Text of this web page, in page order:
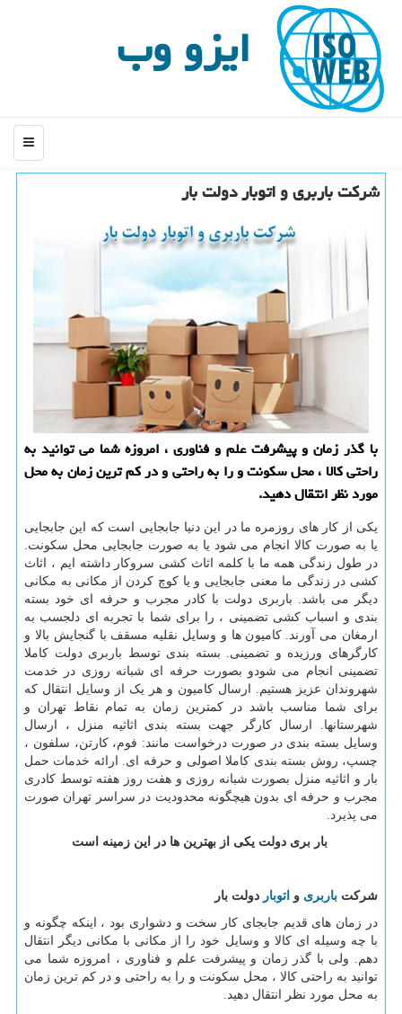
ایزو وب
منو
شركت باربری و اتوبار دولت بار
با گذر زمان و پیشرفت علم و فناوری ، امروزه شما می توانید به
راحتی كالا ، محل سكونت و را به راحتی و در كم ترین زمان به محل
مورد نظر انتقال دهید.
یکی از کار های روزمره ما در این دنیا جابجایی است که این جابجایی
یا به صورت کالا انجام می شود یا به صورت جابجایی محل سکونت.
در طول زندگی همه ما با کلمه اثاث کشی سروکار داشته ایم ، اثاث
کشی در زندگی ما معنی جابجایی و یا کوچ کردن از مکانی به مکانی
دیگر می باشد. باربری دولت با کادر مجرب و حرفه ای خود بسته
بندی و اسباب کشی تضمینی ، را برای شما با تجربه ای دلجسب به
ارمغان می آورند. کامیون ها و وسایل نقلیه مسقف با گنجایش بالا و
کارگرهای ورزیده و تضمینی. بسته بندی توسط باربری دولت کاملا
تضمینی انجام می شودو بصورت حرفه ای شبانه روزی در خدمت
شهروندان عزیز هستیم. ارسال کامیون‌ و هر یک از وسایل انتقال که
برای شما مناسب باشد در کمترین زمان به تمام نقاط تهران و
شهرستانها. ارسال کارگر جهت بسته بندی اثاثیه منزل ، ارسال
وسایل بسته بندی در صورت درخواست مانند: فوم، کارتن، سلفون ،
چسپ، روش بسته بندی کاملا اصولی و حرفه ای. ارائه خدمات حمل
بار و اثاثیه منزل بصورت شبانه روزی و هفت روز هفته توسط کادری
مجرب و حرفه ای بدون هیچگونه محدودیت در سراسر تهران صورت
می پذیرد.
بار بری دولت یکی از بهترین ها در این زمینه است
شرکت باربری و اتوبار دولت بار
در زمان های قدیم جابجای کار سخت و دشواری بود ، اینکه چگونه و
با چه وسیله ای کالا و وسایل خود را از مکانی با مکانی دیگر انتقال
دهم. ولی با گذر زمان و پیشرفت علم و فناوری ، امروزه شما می
توانید به راحتی کالا ، محل سکونت و را به راحتی و در کم ترین زمان
به محل مورد نظر انتقال دهید.